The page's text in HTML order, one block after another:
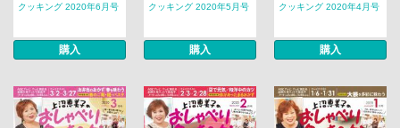
クッキング 2020年6月号
購入
クッキング 2020年5月号
購入
クッキング 2020年4月号
購入